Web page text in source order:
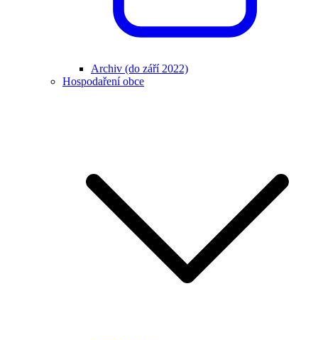
Archiv (do září 2022)
Hospodaření obce